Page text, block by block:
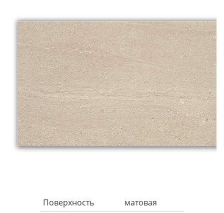
Поверхность
матовая